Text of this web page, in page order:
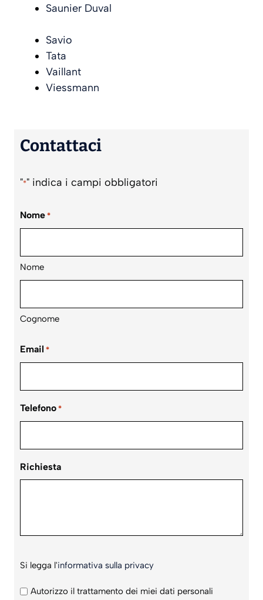
Saunier Duval
Savio
Tata
Vaillant
Viessmann
Contattaci
"*" indica i campi obbligatori
Nome *
Nome
Cognome
Email *
Telefono *
Richiesta
legga
l'informativa
Si legga l'informativa sulla privacy
Autorizzo il trattamento dei miei dati personali